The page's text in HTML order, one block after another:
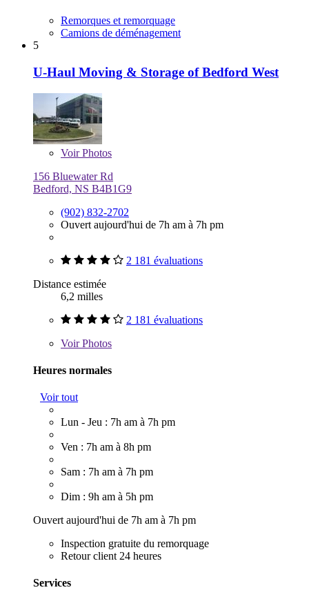
Remorques et remorquage
Camions de déménagement
5
U-Haul Moving & Storage of Bedford West
VoirPhotos
156 Bluewater Rd
Bedford, NS B4B1G9
(902) 832-2702
Ouvert aujourd'hui de 7h am à 7h pm
2 181 évaluations
Distance estimée
6,2 milles
2 181 évaluations
VoirPhotos
Heures normales
Voir tout
Lun - Jeu : 7h am à 7h pm
Ven : 7h am à 8h pm
Sam : 7h am à 7h pm
Dim : 9h am à 5h pm
Ouvert aujourd'hui de 7h am à 7h pm
Inspection gratuite du remorquage
Retour client 24 heures
Services